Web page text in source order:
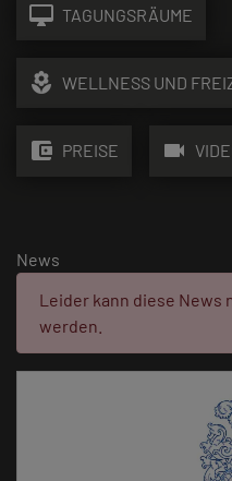
desktop_mac TAGUNGSRÄUME
local_florist WELLNESS UND
account_balance_wallet PREISE videocam
News
Fehler:
Leider kann diese News
werden.